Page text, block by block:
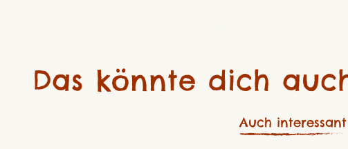
Das könnte dich
Auch interessant